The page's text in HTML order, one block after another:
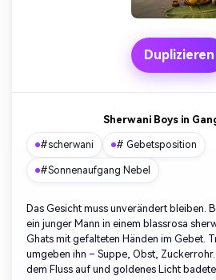
Duplizieren
Sherwani Boys in
#scherwani # Gebetsposition
#Sonnenaufgang Nebel
Das Gesicht muss unverändert bleiben.
ein junger Mann in einem blassrosa
Ghats mit gefalteten Händen im Gebet.
umgeben ihn – Suppe, Obst,
dem Fluss auf und goldenes Licht